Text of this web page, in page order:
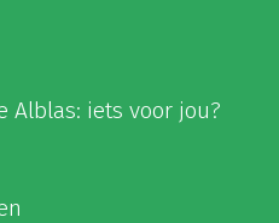
Alblas: iets voor jou?